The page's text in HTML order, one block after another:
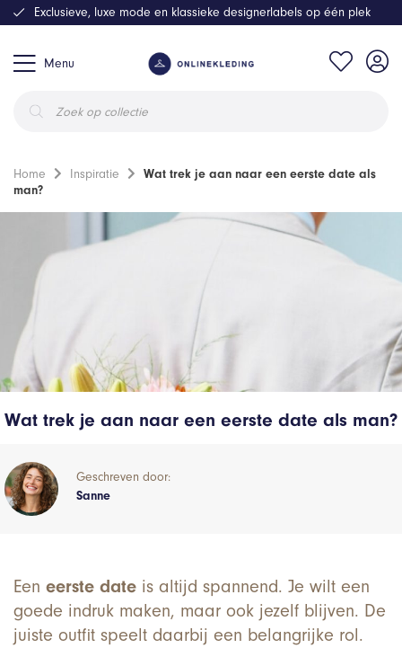
Menu
zoeken
Exclusieve, luxe mode en klassieke designerlabels op één plek
Home Inspiratie
Wat trek je aan naar een eerste date als
man?
Wat trek je aan naar een eerste date als man?
Geschreven door:
Sanne
Een eerste date is altijd spannend. Je wilt een
goede indruk maken, maar ook jezelf blijven. De
juiste outfit speelt daarbij een belangrijke rol.